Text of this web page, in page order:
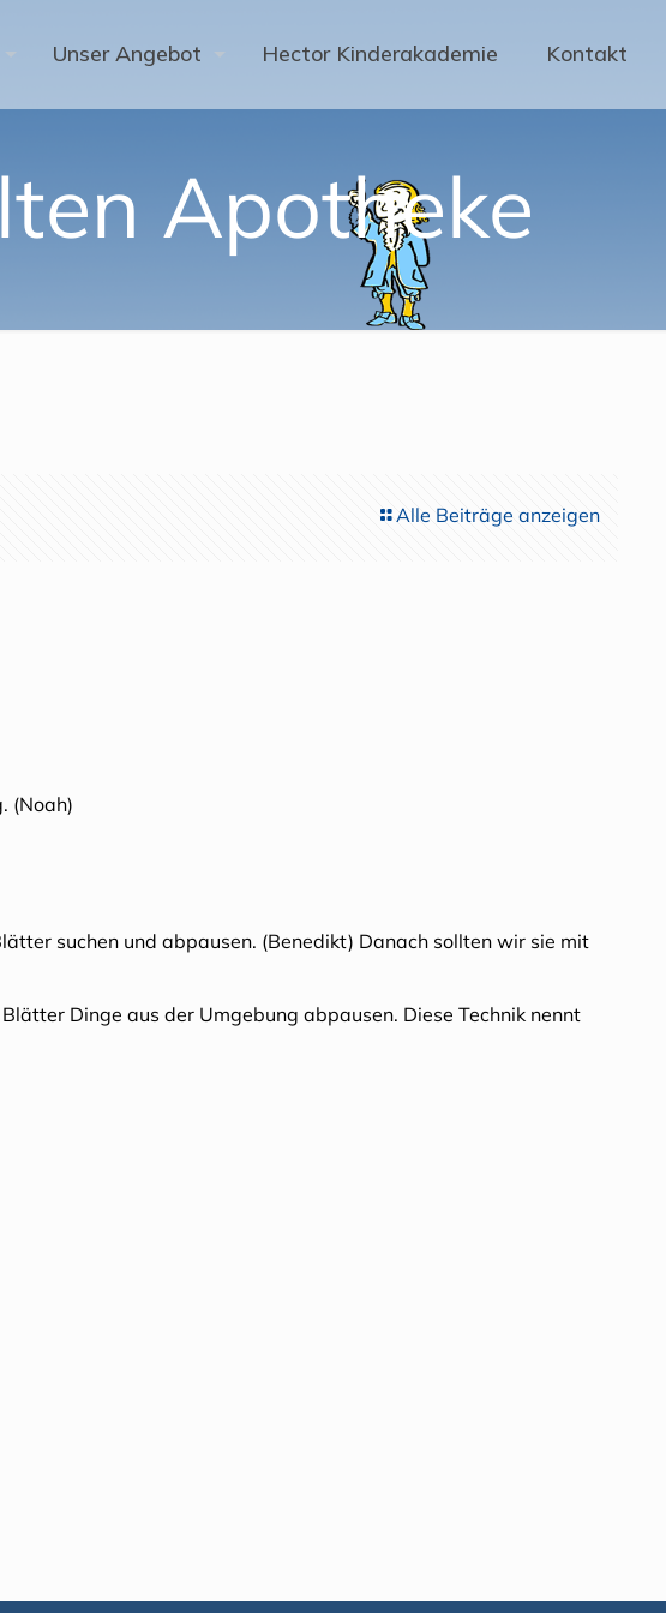
Unser Angebot Hector Kinderakademie Kontakt
Apotheke
Alle Beiträge anzeigen
(Noah)
suchen und abpausen. (Benedikt) Danach sollten wir sie mit
Dinge aus der Umgebung abpausen. Diese Technik nennt